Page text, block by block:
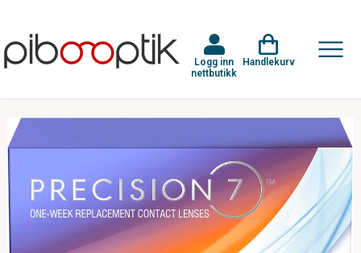
Logg inn
nettbutikk
Handlekurv